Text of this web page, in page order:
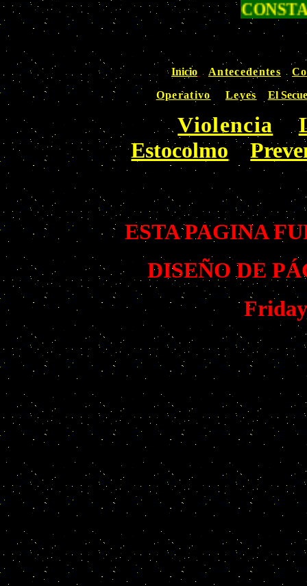
Inicio Antecedentes
Operativo
Leyes El
Violencia
Estocolmo
ESTA PAGINA
DISEÑO DE